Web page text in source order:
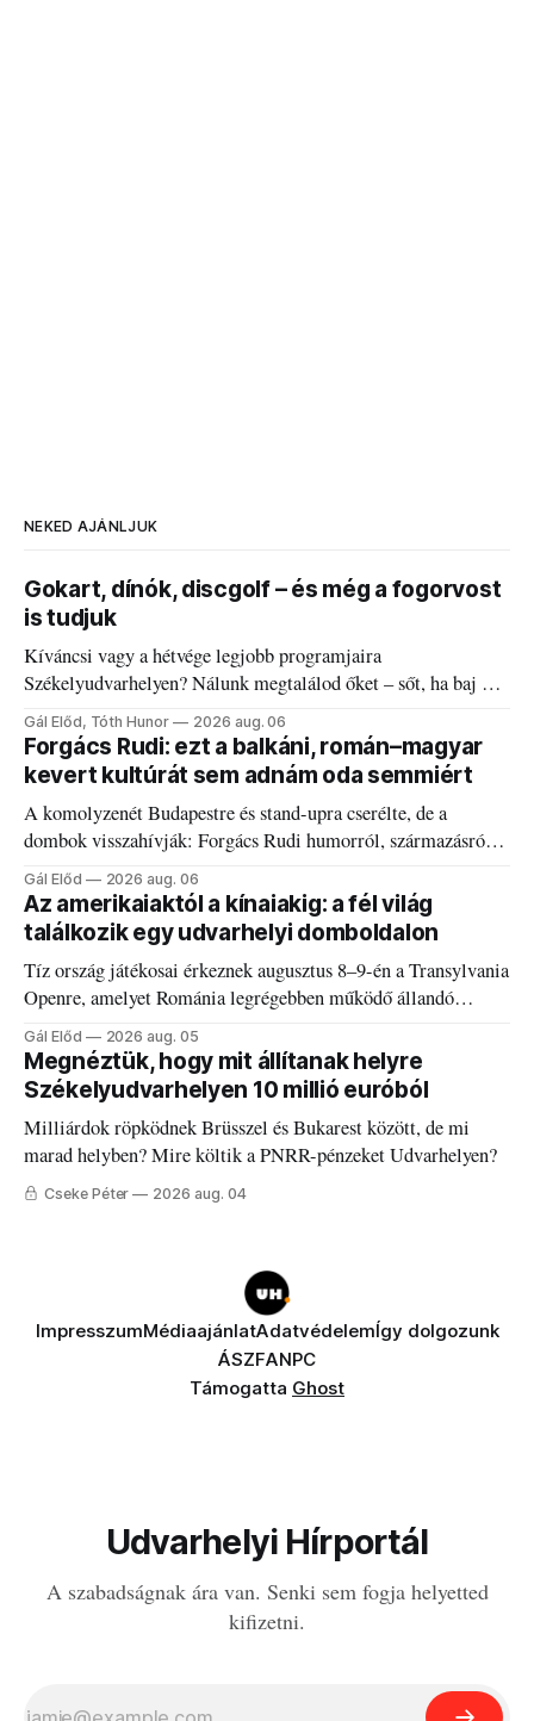
NEKED AJÁNLJUK
Gokart, dínók, discgolf – és még a fogorvost
is tudjuk
Kíváncsi vagy a hétvége legjobb programjaira
Székelyudvarhelyen? Nálunk megtalálod őket – sőt, ha baj van
a fogaddal, a fogorvosi ügyeletet is!
Gál Előd, Tóth Hunor 2026 aug. 06
Forgács Rudi: ezt a balkáni, román–magyar
kevert kultúrát sem adnám oda semmiért
A komolyzenét Budapestre és stand-upra cserélte, de a
dombok visszahívják: Forgács Rudi humorról, származásról
és határokról.
Gál Előd 2026 aug. 06
Az amerikaiaktól a kínaiakig: a fél világ
találkozik egy udvarhelyi domboldalon
Tíz ország játékosai érkeznek augusztus 8–9-én a Transylvania
Openre, amelyet Románia legrégebben működő állandó
discgolfpályáján rendeznek meg.
Gál Előd 2026 aug. 05
Megnéztük, hogy mit állítanak helyre
Székelyudvarhelyen 10 millió euróból
Milliárdok röpködnek Brüsszel és Bukarest között, de mi
marad helyben? Mire költik a PNRR-pénzeket Udvarhelyen?
Cseke Péter 2026 aug. 04
ImpresszumMédiaajánlatAdatvédelemÍgy dolgozunk
ÁSZFANPC
Támogatta Ghost
Udvarhelyi Hírportál
A szabadságnak ára van. Senki sem fogja helyetted
kifizetni.